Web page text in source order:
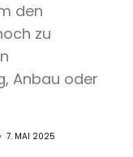
den
zu
Anbau oder
7. MAI 2025